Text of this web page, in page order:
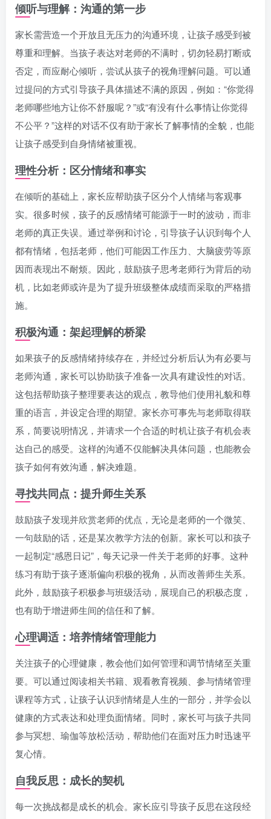
倾听与理解：沟通的第一步
家长需营造一个开放且无压力的沟通环境，让孩子感受到被
尊重和理解。当孩子表达对老师的不满时，切勿轻易打断或
否定，而应耐心倾听，尝试从孩子的视角理解问题。可以通
过提问的方式引导孩子具体描述不满的原因，例如：“你觉得
老师哪些地方让你不舒服呢？”或“有没有什么事情让你觉得
不公平？”这样的对话不仅有助于家长了解事情的全貌，也能
让孩子感受到自身情绪被重视。
理性分析：区分情绪和事实
在倾听的基础上，家长应帮助孩子区分个人情绪与客观事
实。很多时候，孩子的反感情绪可能源于一时的波动，而非
老师的真正失误。通过举例和讨论，引导孩子认识到每个人
都有情绪，包括老师，他们可能因工作压力、大脑疲劳等原
因而表现出不耐烦。因此，鼓励孩子思考老师行为背后的动
机，比如老师或许是为了提升班级整体成绩而采取的严格措
施。
积极沟通：架起理解的桥梁
如果孩子的反感情绪持续存在，并经过分析后认为有必要与
老师沟通，家长可以协助孩子准备一次具有建设性的对话。
这包括帮助孩子整理要表达的观点，教导他们使用礼貌和尊
重的语言，并设定合理的期望。家长亦可事先与老师取得联
系，简要说明情况，并请求一个合适的时机让孩子有机会表
达自己的感受。这样的沟通不仅能解决具体问题，也能教会
孩子如何有效沟通，解决难题。
寻找共同点：提升师生关系
鼓励孩子发现并欣赏老师的优点，无论是老师的一个微笑、
一句鼓励的话，还是某次教学方法的创新。家长可以和孩子
一起制定“感恩日记”，每天记录一件关于老师的好事。这种
练习有助于孩子逐渐偏向积极的视角，从而改善师生关系。
此外，鼓励孩子积极参与班级活动，展现自己的积极态度，
也有助于增进师生间的信任和了解。
心理调适：培养情绪管理能力
关注孩子的心理健康，教会他们如何管理和调节情绪至关重
要。可以通过阅读相关书籍、观看教育视频、参与情绪管理
课程等方式，让孩子认识到情绪是人生的一部分，并学会以
健康的方式表达和处理负面情绪。同时，家长可与孩子共同
参与冥想、瑜伽等放松活动，帮助他们在面对压力时迅速平
复心情。
自我反思：成长的契机
每一次挑战都是成长的机会。家长应引导孩子反思在这段经